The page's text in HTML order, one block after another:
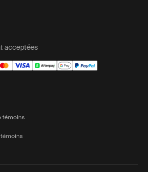
Facebook (external link)
on Instagram (external link)
Thule on Youtube (external
acceptées
témoins